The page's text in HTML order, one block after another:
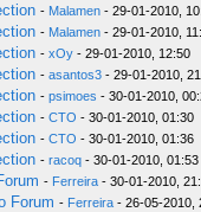
- Malamen - 29-01-2010,
- Malamen - 29-01-2010,
- xOy - 29-01-2010, 12:50
- asantos3 - 29-01-2010,
- psimoes - 30-01-2010,
- CTO - 30-01-2010, 01:30
- CTO - 30-01-2010, 01:36
- racoq - 30-01-2010, 01:53
- Ferreira - 30-01-2010,
Forum - Ferreira - 26-05-2010,